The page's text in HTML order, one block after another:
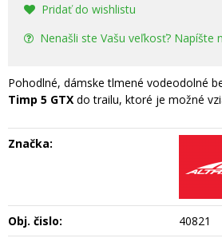
Pridať do wishlistu
Nenašli ste Vašu veľkosť? Napíšte
Pohodlné, dámske tlmené vodeodolné
Timp 5 GTX do trailu, ktoré je možné
Značka:
Obj. čislo:
40821